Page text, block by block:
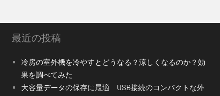
ン
最近の投稿
冷房の室外機を冷やすとどうなる？涼しくなるのか？効
果を調べてみた
大容量データの保存に最適 USB接続のコンパクトな外